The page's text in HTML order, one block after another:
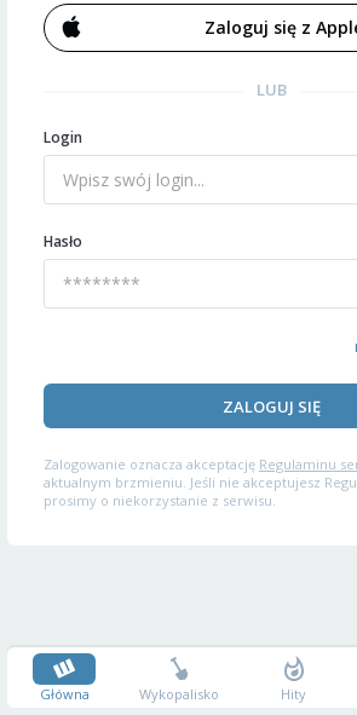
Zaloguj się z
LUB
Login
Hasło
ZALOGUJ SIĘ
Zalogowanie oznacza akceptację Regulaminu
aktualnym brzmieniu. Jeśli nie akceptujesz
prosimy o niekorzystanie z serwisu.
Główna Wykopalisko Hity